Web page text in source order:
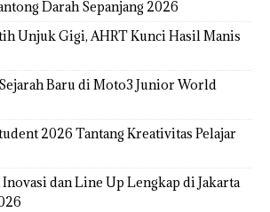
Darah Sepanjang 2026
Unjuk Gigi, AHRT Kunci Hasil Manis
Baru di Moto3 Junior World
2026 Tantang Kreativitas Pelajar
dan Line Up Lengkap di Jakarta